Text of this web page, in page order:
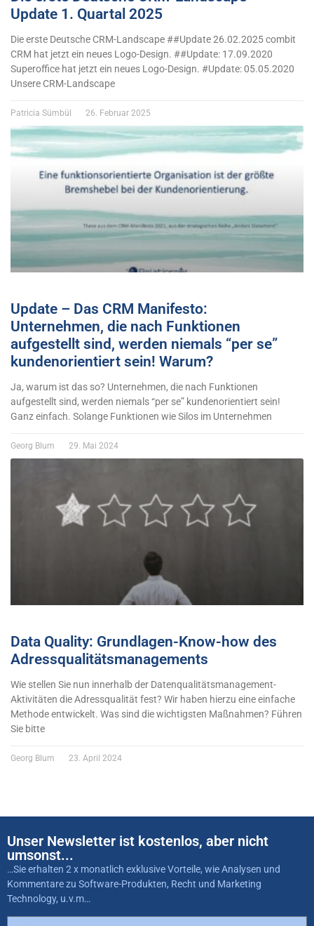
Update 1. Quartal 2025
Die erste Deutsche CRM-Landscape ##Update 26.02.2025 combit
CRM hat jetzt ein neues Logo-Design. ##Update: 17.09.2020
Superoffice hat jetzt ein neues Logo-Design. #Update: 05.05.2020
Unsere CRM-Landscape
Patricia Sümbül 26. Februar 2025
Update – Das CRM Manifesto:
Unternehmen, die nach Funktionen
aufgestellt sind, werden niemals “per se”
kundenorientiert sein! Warum?
Ja, warum ist das so? Unternehmen, die nach Funktionen
aufgestellt sind, werden niemals “per se” kundenorientiert sein!
Ganz einfach. Solange Funktionen wie Silos im Unternehmen
Georg Blum 29. Mai 2024
Data Quality: Grundlagen-Know-how des
Adressqualitätsmanagements
Wie stellen Sie nun innerhalb der Datenqualitätsmanagement-
Aktivitäten die Adressqualität fest? Wir haben hierzu eine einfache
Methode entwickelt. Was sind die wichtigsten Maßnahmen? Führen
Sie bitte
Georg Blum 23. April 2024
Unser Newsletter ist kostenlos, aber nicht
umsonst...
…Sie erhalten 2 x monatlich exklusive Vorteile, wie Analysen und
Kommentare zu Software-Produkten, Recht und Marketing
Technology, u.v.m…